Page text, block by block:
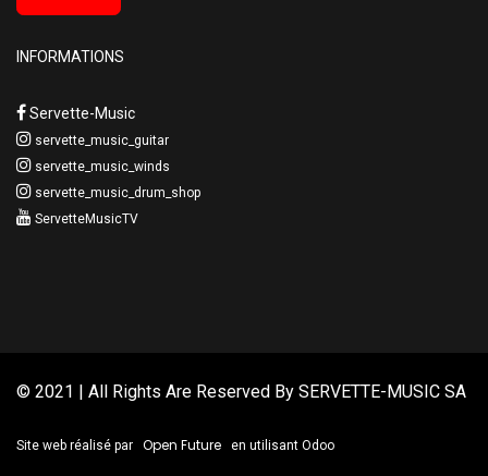
INFORMATIONS
Servette-Music
servette_music_guitar
servette_music_winds
servette_music_drum_shop
ServetteMusicTV
© 2021 | All Rights Are Reserved By SERVETTE-MUSIC SA
Site web réalisé par Open Future en utilisant Odoo